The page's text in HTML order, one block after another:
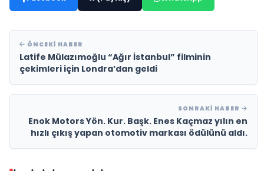
ÖNCEKI HABER
Latife Mülazımoğlu “Ağır İstanbul” filminin
çekimleri için Londra’dan geldi
SONRAKI HABER
Enok Motors Yön. Kur. Başk. Enes Kaçmaz yılın en
hızlı çıkış yapan otomotiv markası ödülünü aldı.